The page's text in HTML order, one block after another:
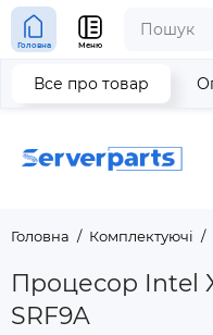
Головна Меню
Головна Комплектуючі
Процесор Intel
SRF9A
Все про товар